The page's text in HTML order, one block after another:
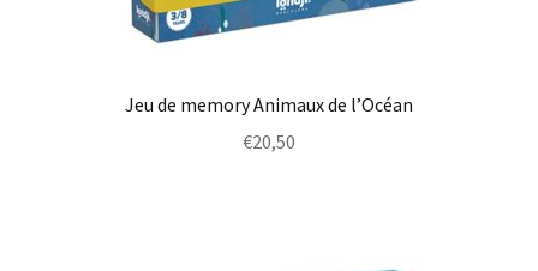
Jeu de memory Animaux de l’Océan
€20,50